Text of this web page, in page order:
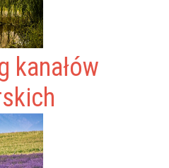
kanałów